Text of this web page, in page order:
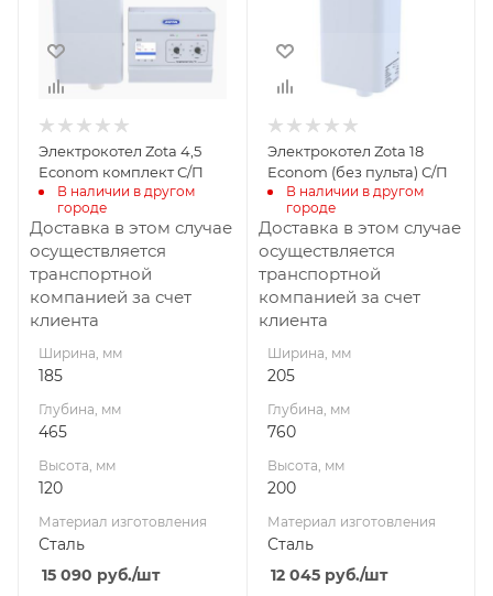
120
Материал
Сталь
Вид топлива
Электричество
Габариты В*Ш*Г мм
120x185x465
Гарантия, мес.
12
4,5
Электрокотел Zota 4,5
Econom комплект С/П
В наличии в другом
городе
Доставка в этом случае
осуществляется
транспортной
компанией за счет
клиента
Ширина, мм
185
Глубина, мм
465
Высота, мм
120
Материал изготовления
Сталь
15 090 руб./шт
200
Материал
Сталь
Габариты В*Ш*Г мм
200x205x760
Гарантия, мес.
12
Мощность, кВт
18
Электрокотел Zota 18
Econom (без пульта) С/П
В наличии в другом
городе
Доставка в этом случае
осуществляется
транспортной
компанией за счет
клиента
Ширина, мм
205
Глубина, мм
760
Высота, мм
200
Материал изготовления
Сталь
12 045руб./шт